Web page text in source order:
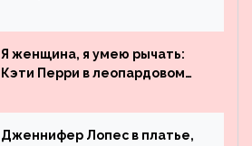
просмотрам на YouTube. Они
обогнали даже Джастина
Бибера
Я женщина, я умею рычать:
Кэти Перри в леопардовом
Дженнифер Лопес в платье,